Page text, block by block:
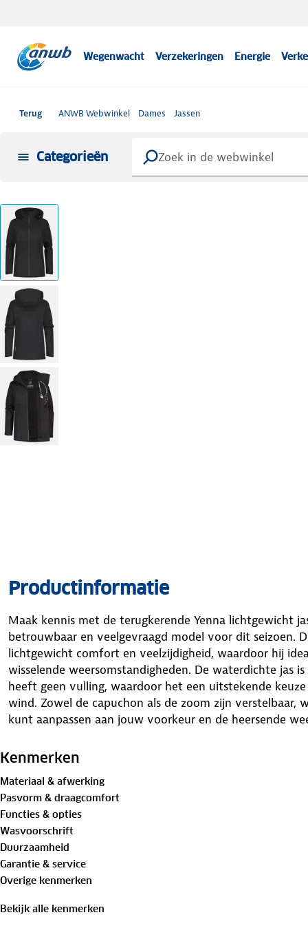
Wegenwacht Verzekeringen Energie
Terug ANWB Webwinkel Dames Jassen
Categorieën
Productinformatie
Maak kennis met de terugkerende Yenna lichtgewicht
betrouwbaar en veelgevraagd model voor dit seizoen.
lichtgewicht comfort en veelzijdigheid, waardoor hij
wisselende weersomstandigheden. De waterdichte jas
heeft geen vulling, waardoor het een uitstekende
wind. Zowel de capuchon als de zoom zijn verstelbaar,
kunt aanpassen aan jouw voorkeur en de heersende
Met een ademend vermogen, getapete naden en een
toevoeging aan deze jas is de uitvouwbare rugreflectie,
het donker en bij slechte weersomstandigheden. Het
bewegingsvrijheid, terwijl het toch uitstekende
weersomstandigheden. Of je nu gaat wandelen, fietsen
buiten, de Yenna lichtgewicht jas van Human Nature is
jas ben je klaar voor elk avontuur!
Materialen:
Buitenstof: 100% Gerecycled polyester
Kenmerken
Materiaal & afwerking
Pasvorm & draagcomfort
Functies & opties
Wasvoorschrift
Duurzaamheid
Garantie & service
Overige kenmerken
Bekijk alle kenmerken